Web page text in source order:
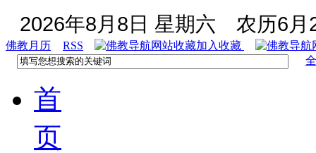
2026年8月8日 星期六 农历6月
佛教月历 RSS
加入收藏
首
页